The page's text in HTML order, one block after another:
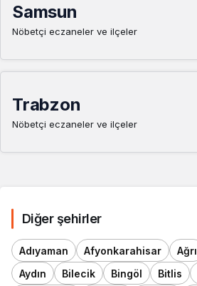
Samsun
Nöbetçi eczaneler ve ilçeler
Trabzon
Nöbetçi eczaneler ve ilçeler
Diğer şehirler
Adıyaman Afyonkarahisar Ağrı
Aydın
Bilecik Bingöl Bitlis